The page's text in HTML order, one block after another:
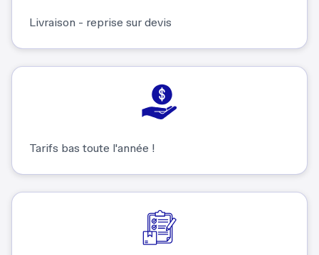
Livraison - reprise sur devis
Tarifs bas toute l'année !